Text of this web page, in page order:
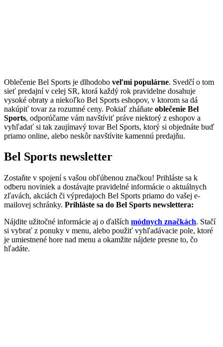
Oblečenie Bel Sports je dlhodobo veľmi populárne. Svedčí o tom
sieť predajní v celej SR, ktorá každý rok pravidelne dosahuje
vysoké obraty a niekoľko Bel Sports eshopov, v ktorom sa dá
nakúpiť tovar za rozumné ceny. Pokiaľ zháňate oblečenie Bel
Sports, odporúčame vám navštíviť práve niektorý z eshopov a
vyhľadať si tak zaujímavý tovar Bel Sports, ktorý si objednáte buď
priamo online, alebo neskôr navštívite kamennú predajňu.
Bel Sports newsletter
Zostaňte v spojení s vašou obľúbenou značkou! Prihláste sa k
odberu noviniek a dostávajte pravidelné informácie o aktuálnych
zľavách, akciách či výpredajoch Bel Sports priamo do vašej e-
mailovej schránky. Prihláste sa do Bel Sports newslettera:
Nájdite užitočné informácie aj o ďalších módnych značkách. Stačí
si vybrať z ponuky v menu, alebo použiť vyhľadávacie pole, ktoré
je umiestnené hore nad menu a okamžite nájdete presne to, čo
hľadáte.